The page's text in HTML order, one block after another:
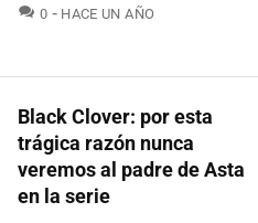
0 COMENTARIOS
HACE UN AÑO
Black Clover: por esta
trágica razón nunca
veremos al padre de Asta
en la serie